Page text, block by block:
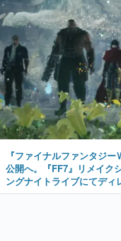
『ファイナルファンタジ
公開へ。『FF7』リメイク
ングナイトライブにてディ